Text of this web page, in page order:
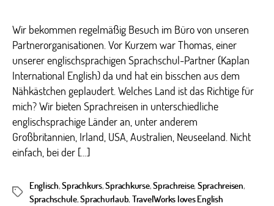
Wir bekommen regelmäßig Besuch im Büro von unseren
Partnerorganisationen. Vor Kurzem war Thomas, einer
unserer englischsprachigen Sprachschul-Partner (Kaplan
International English) da und hat ein bisschen aus dem
Nähkästchen geplaudert. Welches Land ist das Richtige für
mich? Wir bieten Sprachreisen in unterschiedliche
englischsprachige Länder an, unter anderem
Großbritannien, Irland, USA, Australien, Neuseeland. Nicht
einfach, bei der […]
Schlagwörter
Englisch,Sprachkurs,Sprachkurse,Sprachreise, Sprachreisen,
Sprachschule,Sprachurlaub, TravelWorks loves English